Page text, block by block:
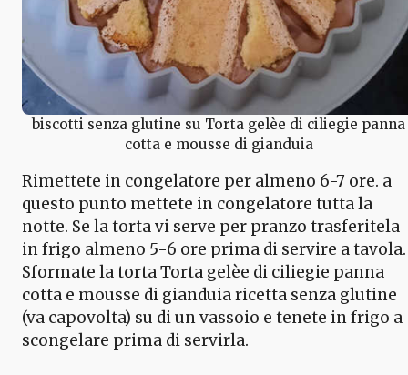
biscotti senza glutine su Torta gelèe di ciliegie panna
cotta e mousse di gianduia
Rimettete in congelatore per almeno 6-7 ore. a
questo punto mettete in congelatore tutta la
notte. Se la torta vi serve per pranzo trasferitela
in frigo almeno 5-6 ore prima di servire a tavola.
Sformate la torta Torta gelèe di ciliegie panna
cotta e mousse di gianduia ricetta senza glutine
(va capovolta) su di un vassoio e tenete in frigo a
scongelare prima di servirla.